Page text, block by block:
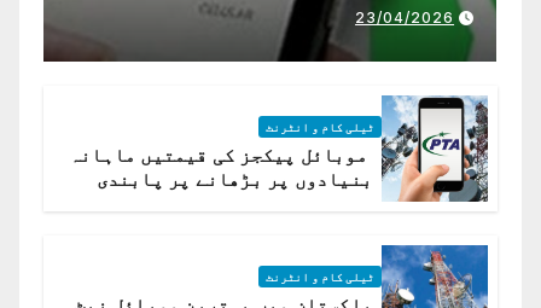
23/04/2026
ٹیلی کام و انٹرنٹ
موبائل پیکجز کی قیمتیں ماہانہ
بنیادوں پر بڑھانے پر پابندی
ٹیلی کام و انٹرنٹ